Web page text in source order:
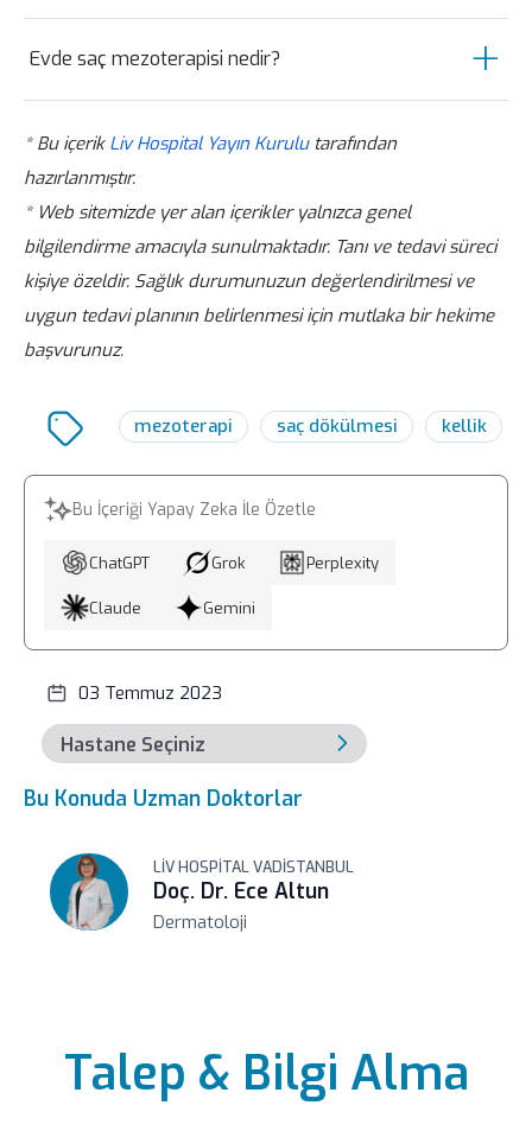
Saç mezoterapisi, bazı sağlık durumlarına veya
Özellikle hamilelik veya emzirme dönemindeki
değerlendirilmelidir.
Evde saç mezoterapisi nedir?
gözetimi olmadan sağlık riskleri
taşıyabilir ve etkili olmayabilir. Bu
nedenle saç mezoterapisi gibi tıbbi
işlemleri bir sağlık profesyonelinin
denetiminde yaptırmak daha güvenlidir.
Saç mezoterapisi hakkında sıkça sorulan sorular, bu
tedavi yöntemi ile ilgili bilgi, etki süresi ve yan etkiler
* Bu içerik Liv Hospital Yayın Kurulutarafından
hazırlanmıştır.
* Web sitemizde yer alan içerikler yalnızca genel
bilgilendirme amacıyla sunulmaktadır. Tanı ve tedavi süreci
kişiye özeldir. Sağlık durumunuzun değerlendirilmesi ve
uygun tedavi planının belirlenmesi için mutlaka bir hekime
başvurunuz.
mezoterapi saç dökülmesi kellik
Bu İçeriği Yapay Zeka İle Özetle
ChatGPT Grok Perplexity
Claude Gemini
03 Temmuz 2023
Bu Konuda Uzman Doktorlar
LIV HOSPITAL VADISTANBUL
Doç. Dr. Ece Altun
Dermatoloji
Talep & Bilgi Alma